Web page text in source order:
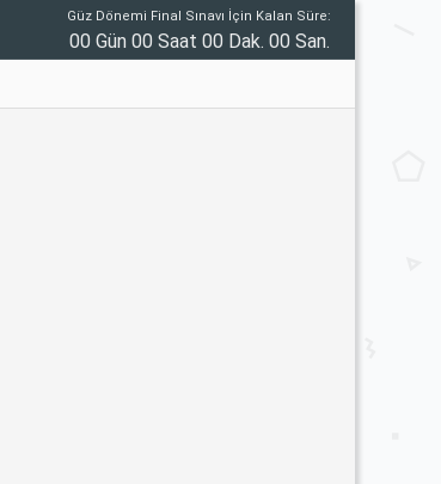
Güz Dönemi Final Sınavı İçin Kalan Süre:
00 Gün 00 Saat 00 Dak. 00 San.